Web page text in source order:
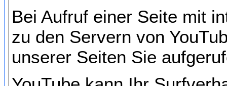
Bei Aufruf einer Seite mit
zu den Servern von
unserer Seiten Sie